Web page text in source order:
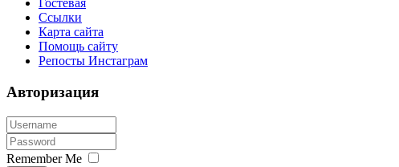
Гостевая
Ссылки
Карта сайта
Помощь сайту
Репосты Инстаграм
Авторизация
Remember Me